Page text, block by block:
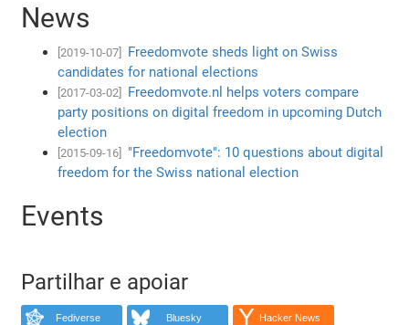
News
[2019-10-07]
Freedomvote sheds light on Swiss
candidates for national elections
[2017-03-02]
Freedomvote.nl helps voters compare
party positions on digital freedom in upcoming Dutch
election
[2015-09-16]
"Freedomvote": 10 questions about digital
freedom for the Swiss national election
Events
Partilhar e apoiar
Fediverse Bluesky Hacker News